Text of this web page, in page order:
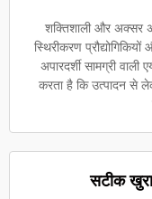
शक्तिशाली और अक्सर
स्थिरीकरण
अपारदर्शी सामग्री
करता है कि उत्पादन से
सटीक